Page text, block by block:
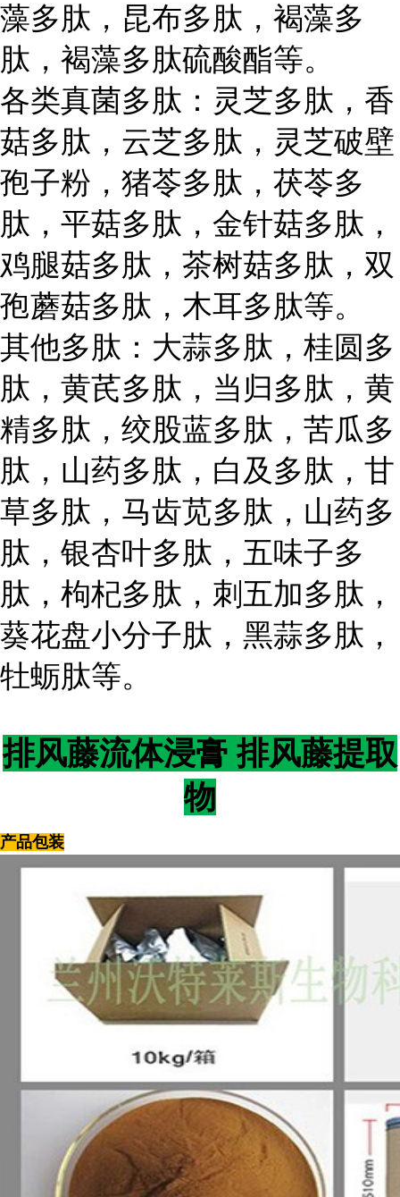
藻多肽，昆布多肽，褐藻多
肽，褐藻多肽硫酸酯等。
各类真菌多肽：灵芝多肽，香
菇多肽，云芝多肽，灵芝破壁
孢子粉，猪苓多肽，茯苓多
肽，平菇多肽，金针菇多肽，
鸡腿菇多肽，茶树菇多肽，双
孢蘑菇多肽，木耳多肽等。
其他多肽：大蒜多肽，桂圆多
肽，黄芪多肽，当归多肽，黄
精多肽，绞股蓝多肽，苦瓜多
肽，山药多肽，白及多肽，甘
草多肽，马齿苋多肽，山药多
肽，银杏叶多肽，五味子多
肽，枸杞多肽，刺五加多肽，
葵花盘小分子肽，黑蒜多肽，
牡蛎肽等。
排风藤流体浸膏 排风藤提取
物
产品包装